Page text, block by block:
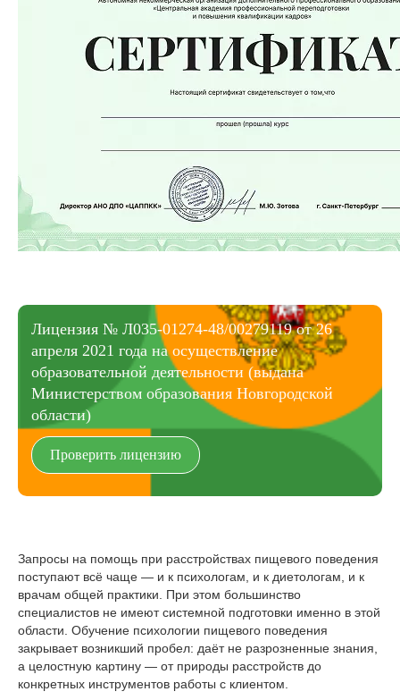
Лицензия № Л035-01274-48/00279119 от 26
апреля 2021 года на осуществление
образовательной деятельности (выдана
Министерством образования Новгородской
области)
Проверить лицензию
Запросы на помощь при расстройствах пищевого поведения
поступают всё чаще — и к психологам, и к диетологам, и к
врачам общей практики. При этом большинство
специалистов не имеют системной подготовки именно в этой
области. Обучение психологии пищевого поведения
закрывает возникший пробел: даёт не разрозненные знания,
а целостную картину — от природы расстройств до
конкретных инструментов работы с клиентом.